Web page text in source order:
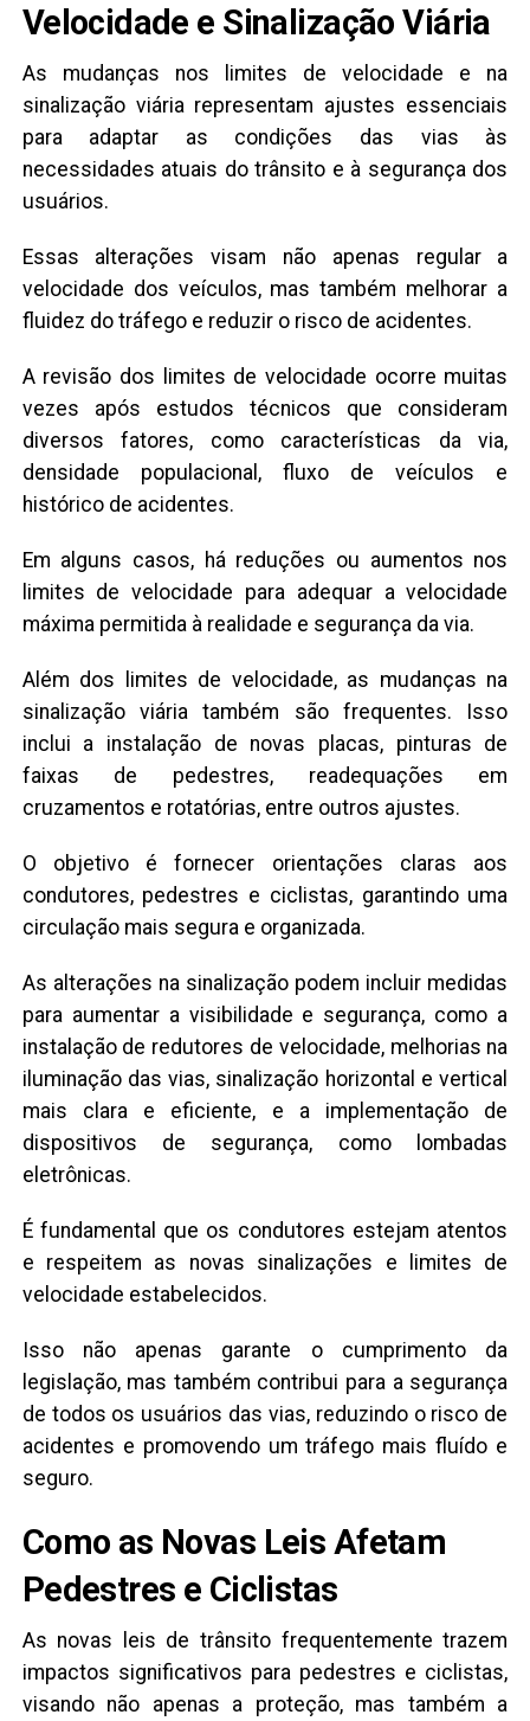
Velocidade e Sinalização Viária
As mudanças nos limites de velocidade e na
sinalização viária representam ajustes essenciais
para adaptar as condições das vias às
necessidades atuais do trânsito e à segurança dos
usuários.
Essas alterações visam não apenas regular a
velocidade dos veículos, mas também melhorar a
fluidez do tráfego e reduzir o risco de acidentes.
A revisão dos limites de velocidade ocorre muitas
vezes após estudos técnicos que consideram
diversos fatores, como características da via,
densidade populacional, fluxo de veículos e
histórico de acidentes.
Em alguns casos, há reduções ou aumentos nos
limites de velocidade para adequar a velocidade
máxima permitida à realidade e segurança da via.
Além dos limites de velocidade, as mudanças na
sinalização viária também são frequentes. Isso
inclui a instalação de novas placas, pinturas de
faixas de pedestres, readequações em
cruzamentos e rotatórias, entre outros ajustes.
O objetivo é fornecer orientações claras aos
condutores, pedestres e ciclistas, garantindo uma
circulação mais segura e organizada.
As alterações na sinalização podem incluir medidas
para aumentar a visibilidade e segurança, como a
instalação de redutores de velocidade, melhorias na
iluminação das vias, sinalização horizontal e vertical
mais clara e eficiente, e a implementação de
dispositivos de segurança, como lombadas
eletrônicas.
É fundamental que os condutores estejam atentos
e respeitem as novas sinalizações e limites de
velocidade estabelecidos.
Isso não apenas garante o cumprimento da
legislação, mas também contribui para a segurança
de todos os usuários das vias, reduzindo o risco de
acidentes e promovendo um tráfego mais fluído e
seguro.
Como as Novas Leis Afetam
Pedestres e Ciclistas
As novas leis de trânsito frequentemente trazem
impactos significativos para pedestres e ciclistas,
visando não apenas a proteção, mas também a